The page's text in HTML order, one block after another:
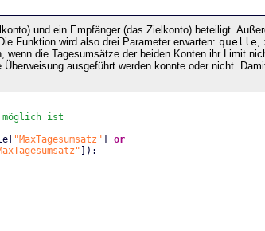
und ein Empfänger (das Zielkonto) beteiligt.
Funktion wird also drei Parameter erwarten: quelle,
wenn die Tagesumsätze der beiden Konten ihr Limit
ausgeführt werden konnte oder nicht.
ist
"MaxTagesumsatz"
or
]):